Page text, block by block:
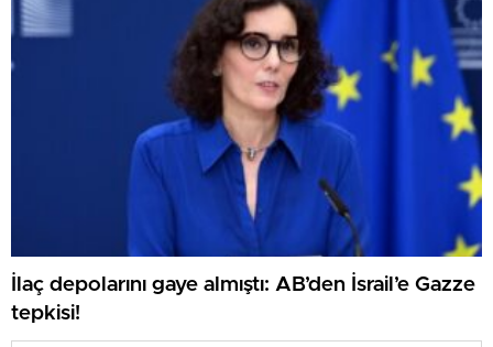
İlaç depolarını gaye almıştı: AB’den İsrail’e Gazze
tepkisi!